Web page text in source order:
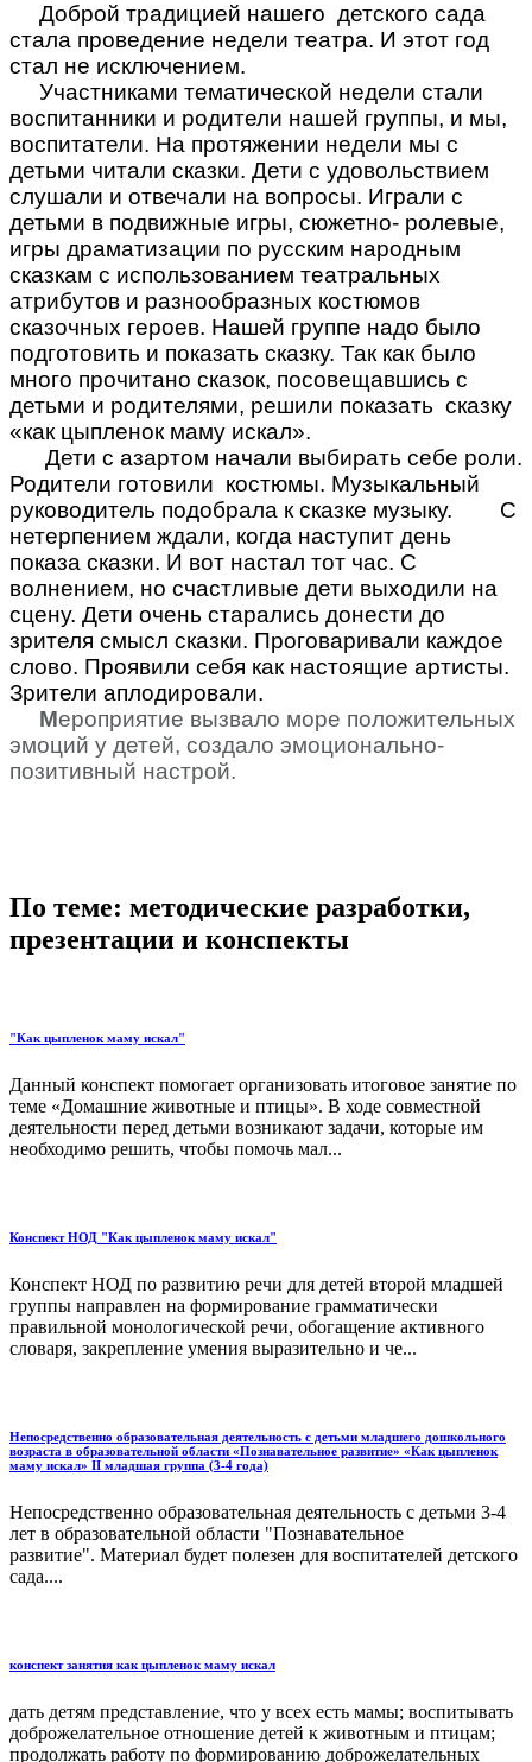
Доброй традицией нашего детского сада
стала проведение недели театра. И этот год
стал не исключением.
Участниками тематической недели стали
воспитанники и родители нашей группы, и мы,
воспитатели. На протяжении недели мы с
детьми читали сказки. Дети с удовольствием
слушали и отвечали на вопросы. Играли с
детьми в подвижные игры, сюжетно- ролевые,
игры драматизации по русским народным
сказкам с использованием театральных
атрибутов и разнообразных костюмов
сказочных героев. Нашей группе надо было
подготовить и показать сказку. Так как было
много прочитано сказок, посовещавшись с
детьми и родителями, решили показать сказку
«как цыпленок маму искал».
Дети с азартом начали выбирать себе роли.
Родители готовили костюмы. Музыкальный
руководитель подобрала к сказке музыку. С
нетерпением ждали, когда наступит день
показа сказки. И вот настал тот час. С
волнением, но счастливые дети выходили на
сцену. Дети очень старались донести до
зрителя смысл сказки. Проговаривали каждое
слово. Проявили себя как настоящие артисты.
Зрители аплодировали.
Мероприятие вызвало море положительных
эмоций у детей, создало эмоционально-
позитивный настрой.
По теме: методические разработки,
презентации и конспекты
"Как цыпленок маму искал"
Данный конспект помогает организовать итоговое занятие по
теме «Домашние животные и птицы». В ходе совместной
деятельности перед детьми возникают задачи, которые им
необходимо решить, чтобы помочь мал...
Конспект НОД "Как цыпленок маму искал"
Конспект НОД по развитию речи для детей второй младшей
группы направлен на формирование грамматически
правильной монологической речи, обогащение активного
словаря, закрепление умения выразительно и че...
Непосредственно образовательная деятельность с детьми младшего дошкольного
возраста в образовательной области «Познавательное развитие» «Как цыпленок
маму искал» II младшая группа (3-4 года)
Непосредственно образовательная деятельность с детьми 3-4
лет в образовательной области "Познавательное
развитие". Материал будет полезен для воспитателей детского
сада....
конспект занятия как цыпленок маму искал
дать детям представление, что у всех есть мамы; воспитывать
доброжелательное отношение детей к животным и птицам;
продолжать работу по формированию доброжелательных